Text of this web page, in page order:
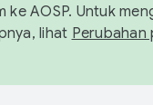
AOSP. Untuk
lihat Perubahan